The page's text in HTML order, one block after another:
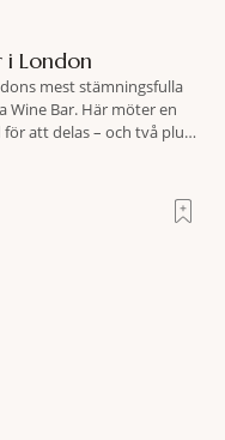
i London
mest stämningsfulla
Wine Bar. Här möter en
att delas – och två plus